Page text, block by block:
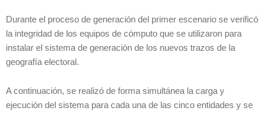
Durante el proceso de generación del primer escenario se verificó
la integridad de los equipos de cómputo que se utilizaron para
instalar el sistema de generación de los nuevos trazos de la
geografía electoral.
A continuación, se realizó de forma simultánea la carga y
ejecución del sistema para cada una de las cinco entidades y se